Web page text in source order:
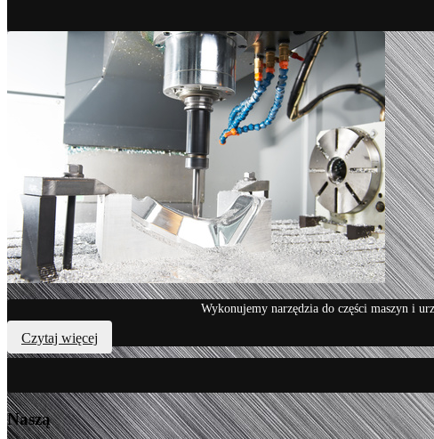
Wykonujemy narzędzia do części maszyn i
Czytaj więcej
Naszą